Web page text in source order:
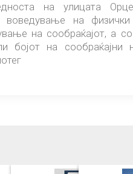
на улицата
воведување на
на сообраќајот, а
бојот на сообраќајни